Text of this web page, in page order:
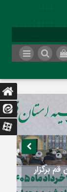
و تربیتی